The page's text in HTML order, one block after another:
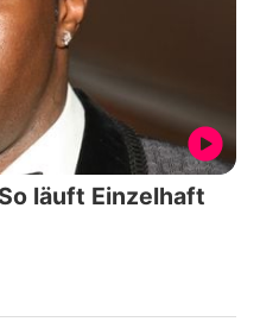
läuft Einzelhaft